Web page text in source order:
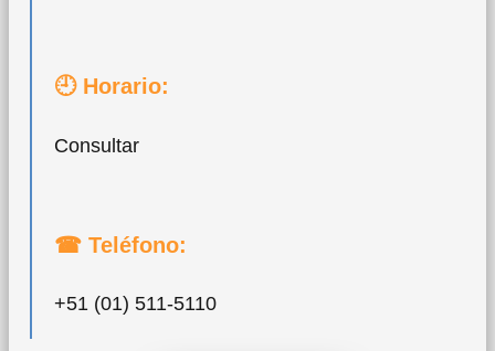
🕘 Horario:
Consultar
☎ Teléfono:
+51 (01) 511-5110